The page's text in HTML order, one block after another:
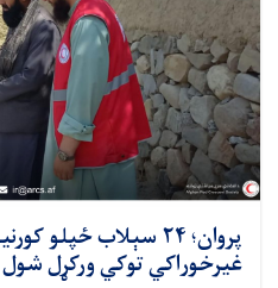
کانال
جوړولو
پروژه
پیل
شوه
پروان؛ ۲۴ سېلاب‌ ځپلو
غیرخوراکي توکي ورکړل شول